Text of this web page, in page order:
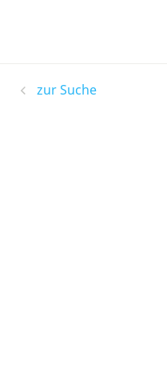
zur Suche